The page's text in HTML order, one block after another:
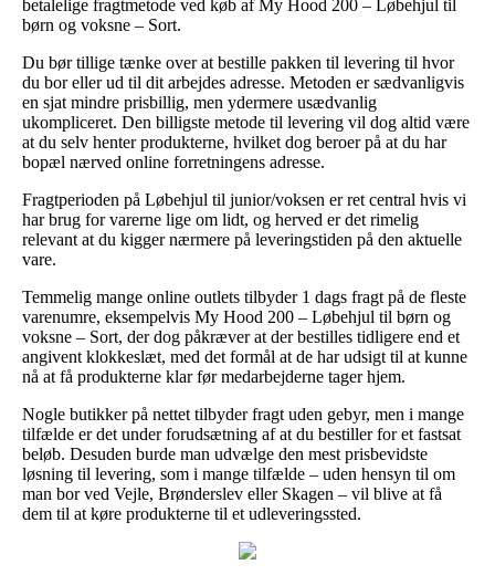
betalelige fragtmetode ved køb af My Hood 200 – Løbehjul til
børn og voksne – Sort.
Du bør tillige tænke over at bestille pakken til levering til hvor
du bor eller ud til dit arbejdes adresse. Metoden er sædvanligvis
en sjat mindre prisbillig, men ydermere usædvanlig
ukompliceret. Den billigste metode til levering vil dog altid være
at du selv henter produkterne, hvilket dog beroer på at du har
bopæl nærved online forretningens adresse.
Fragtperioden på Løbehjul til junior/voksen er ret central hvis vi
har brug for varerne lige om lidt, og herved er det rimelig
relevant at du kigger nærmere på leveringstiden på den aktuelle
vare.
Temmelig mange online outlets tilbyder 1 dags fragt på de fleste
varenumre, eksempelvis My Hood 200 – Løbehjul til børn og
voksne – Sort, der dog påkræver at der bestilles tidligere end et
angivent klokkeslæt, med det formål at de har udsigt til at kunne
nå at få produkterne klar før medarbejderne tager hjem.
Nogle butikker på nettet tilbyder fragt uden gebyr, men i mange
tilfælde er det under forudsætning af at du bestiller for et fastsat
beløb. Desuden burde man udvælge den mest prisbevidste
løsning til levering, som i mange tilfælde – uden hensyn til om
man bor ved Vejle, Brønderslev eller Skagen – vil blive at få
dem til at køre produkterne til et udleveringssted.